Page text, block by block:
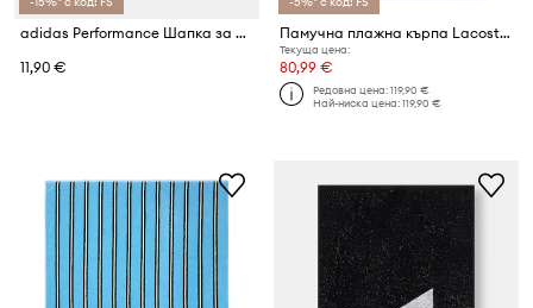
adidas Performance Шапка за плуване
11,90 €
Памучна плажна кърпа Lacoste LRETRO Marine 90 x 160 cm
Текуща цена:
80,99 €
Редовна цена:119,90 €
Най-ниска цена:119,90 €